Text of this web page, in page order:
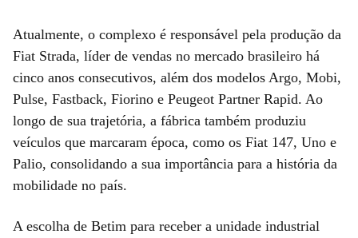
Atualmente, o complexo é responsável pela produção da
Fiat Strada, líder de vendas no mercado brasileiro há
cinco anos consecutivos, além dos modelos Argo, Mobi,
Pulse, Fastback, Fiorino e Peugeot Partner Rapid. Ao
longo de sua trajetória, a fábrica também produziu
veículos que marcaram época, como os Fiat 147, Uno e
Palio, consolidando a sua importância para a história da
mobilidade no país.
A escolha de Betim para receber a unidade industrial